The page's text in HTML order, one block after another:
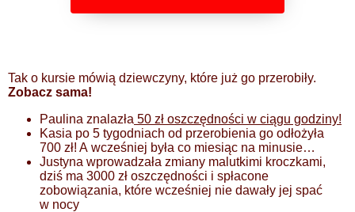
Tak o kursie mówią dziewczyny, które już go przerobiły.
Zobacz sama!
Paulina znalazła 50 zł oszczędności w ciągu godziny!
Kasia po 5 tygodniach od przerobienia go odłożyła
700 zł! A wcześniej była co miesiąc na minusie…
Justyna wprowadzała zmiany malutkimi kroczkami,
dziś ma 3000 zł oszczędności i spłacone
zobowiązania, które wcześniej nie dawały jej spać
w nocy